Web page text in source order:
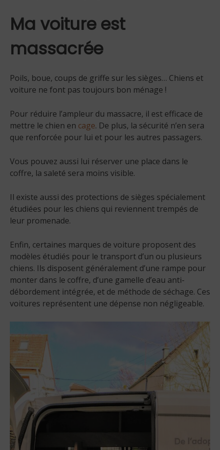
Ma voiture est
massacrée
Poils, boue, coups de griffe sur les sièges… Chiens et
voiture ne font pas toujours bon ménage !
Pour réduire l’ampleur du massacre, il est efficace de
mettre le chien en cage. De plus, la sécurité n’en sera
que renforcée pour lui et pour les autres passagers.
Vous pouvez aussi lui réserver une place dans le
coffre, la saleté sera moins visible.
Il existe aussi des protections de sièges spécialement
étudiées pour les chiens qui reviennent trempés de
leur promenade.
Enfin, certaines marques de voiture proposent des
modèles étudiés pour le transport d’un ou plusieurs
chiens. Ils disposent généralement d’une rampe pour
monter dans le coffre, d’une gamelle d’eau anti-
débordement intégrée, et de méthode de séchage. Ces
voitures représentent une dépense non négligeable.